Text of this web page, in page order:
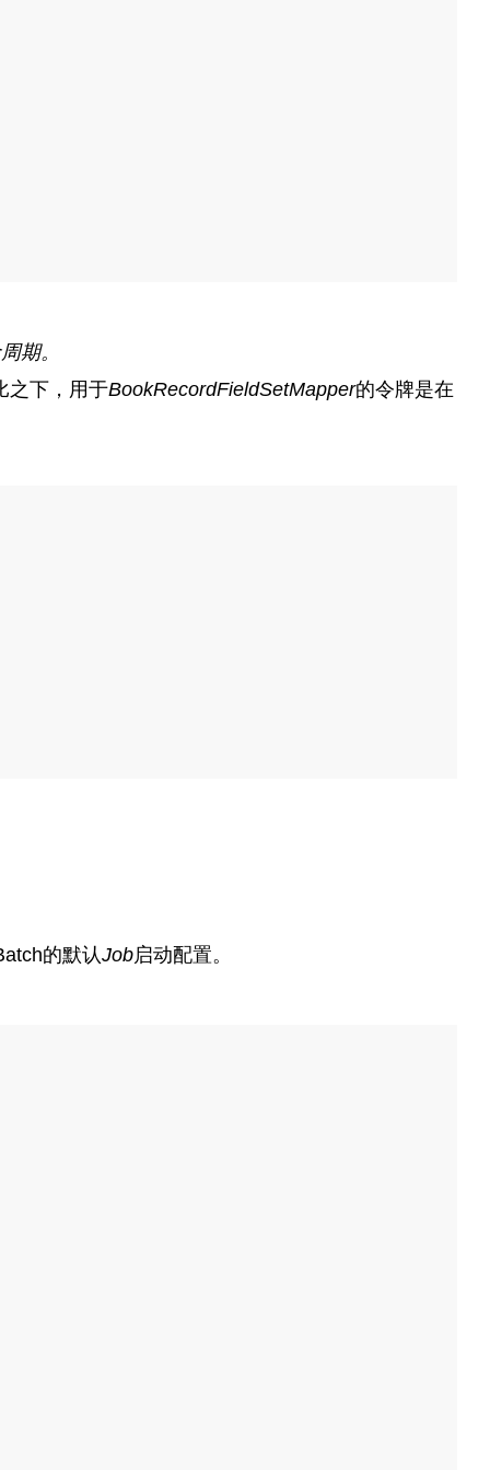
期。
之下，用于BookRecordFieldSetMapper的令牌是在
的默认Job启动配置。